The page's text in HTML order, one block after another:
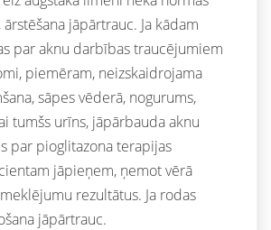
jāpārtrauc. Ja kādam
par aknu darbības traucējumiem
piemēram, neizskaidrojama
sāpes vēderā, nogurums,
tumšs urīns, jāpārbauda aknu
par pioglitazona terapijas
jāpieņem, ņemot vērā
rezultātus. Ja rodas
jāpārtrauc.